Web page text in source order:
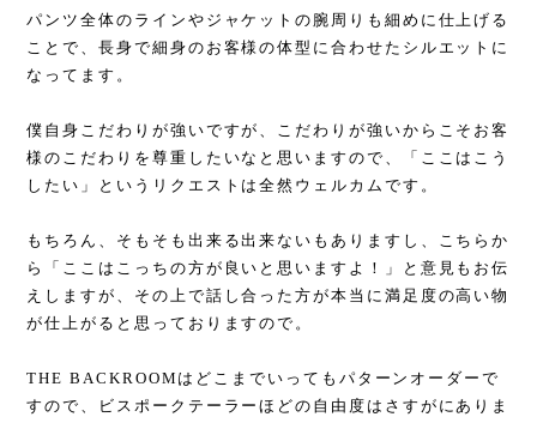
パンツ全体のラインやジャケットの腕周りも細めに仕上げる
ことで、長身で細身のお客様の体型に合わせたシルエットに
なってます。
僕自身こだわりが強いですが、こだわりが強いからこそお客
様のこだわりを尊重したいなと思いますので、「ここはこう
したい」というリクエストは全然ウェルカムです。
もちろん、そもそも出来る出来ないもありますし、こちらか
ら「ここはこっちの方が良いと思いますよ！」と意見もお伝
えしますが、その上で話し合った方が本当に満足度の高い物
が仕上がると思っておりますので。
THE BACKROOMはどこまでいってもパターンオーダーで
すので、ビスポークテーラーほどの自由度はさすがにありま